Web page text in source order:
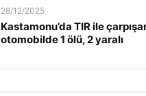
28/12/2025
Kastamonu’da TIR ile
otomobilde 1 ölü, 2 yaralı